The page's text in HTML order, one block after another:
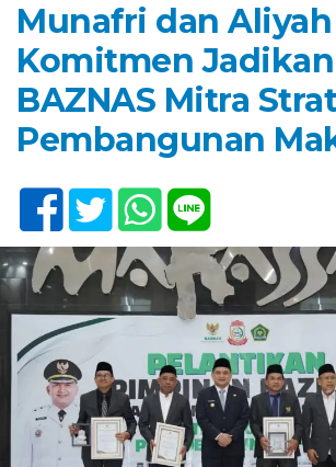
Munafri dan Aliyah
Komitmen Jadikan
BAZNAS Mitra
Pembangunan